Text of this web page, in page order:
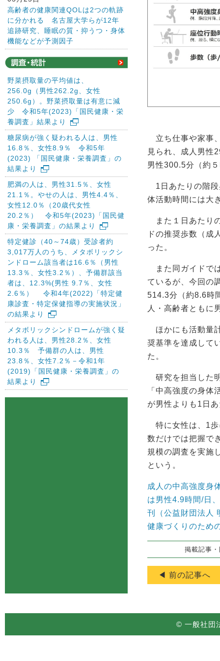
立ち仕事や家事
見られ、成人男性
男性300.5分（約
1日あたりの階段
体活動時間には大
また１日あたり
ドの推奨歩数（成
った。
また同ガイドで
ているが、今回の
514.3分（約8.6時
人・高齢者ともに
ほかにも活動量
奨基準を達成して
た。
研究を担当した
「中高強度の身
が男性よりも1日
特に女性は、1歩
数だけでは把握で
規模の調査を実施
という。
成人の中高強度身
は男性4.9時間/日
刊（公益財団法人
健康づくりのため
掲載記事
◀ 前の記事へ
高齢者の健康関連QOLは2つの軌跡
に分かれる 名古屋大学らが12年
追跡研究、睡眠の質・抑うつ・身体
機能などが予測因子
野菜摂取量の平均値は、
256.0g（男性262.2g、女性
250.6g）。野菜摂取量は有意に減
少 令和5年(2023)「国民健康・栄
養調査」結果より
糖尿病が強く疑われる人は、男性
16.8％、女性8.9％ 令和5年
(2023) 「国民健康・栄養調査」の
結果より
肥満の人は、男性31.5％、女性
21.1％。やせの人は、男性4.4％、
女性12.0％（20歳代女性
20.2％） 令和5年(2023)「国民健
康・栄養調査」の結果より
特定健診（40～74歳）受診者約
3,017万人のうち、メタボリックシ
ンドローム該当者は16.6％（男性
13.3％、女性3.2％）、予備群該当
者は、12.3%(男性 9.7％、女性
2.6％） 令和4年(2022)「特定健
康診査・特定保健指導の実施状況」
の結果より
メタボリックシンドロームが強く疑
われる人は、男性28.2％、女性
10.3％ 予備群の人は、男性
23.8％、女性7.2％－令和1年
(2019)「国民健康・栄養調査」の
結果より
© 一般社団